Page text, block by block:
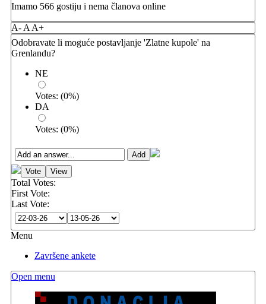
Imamo 566 gostiju i nema članova online
A- A A+
Odobravate li moguće postavljanje 'Zlatne kupole' na
Grenlandu?
NE
Votes: (0%)
DA
Votes: (0%)
Total Votes:
First Vote:
Last Vote:
Menu
Završene ankete
Open menu